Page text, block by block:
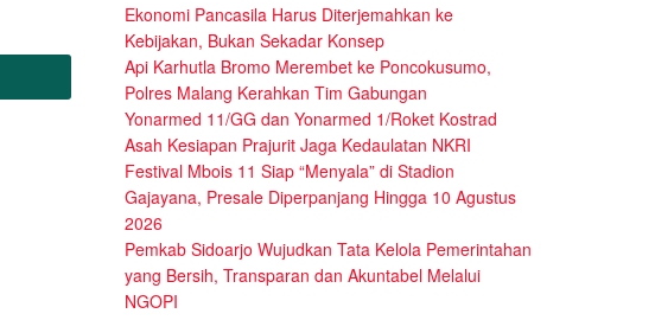
Ekonomi Pancasila Harus Diterjemahkan ke
Kebijakan, Bukan Sekadar Konsep
Api Karhutla Bromo Merembet ke Poncokusumo,
Polres Malang Kerahkan Tim Gabungan
Yonarmed 11/GG dan Yonarmed 1/Roket Kostrad
Asah Kesiapan Prajurit Jaga Kedaulatan NKRI
Festival Mbois 11 Siap “Menyala” di Stadion
Gajayana, Presale Diperpanjang Hingga 10 Agustus
2026
Pemkab Sidoarjo Wujudkan Tata Kelola Pemerintahan
yang Bersih, Transparan dan Akuntabel Melalui
NGOPI